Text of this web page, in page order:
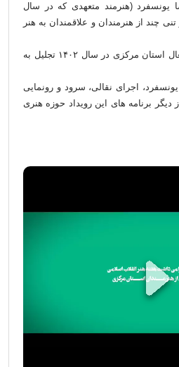
یونسفرد (هنرمند متعهدی که در سال
چند از هنرمندان و علاقمندان به هنر
در این برنامه از ۵۱ هنرمند فعال استان مرکزی در سال ۱۴۰۲ تجلیل به
اجرای نقالی، سرود و رونمایی
دیگر برنامه های این رویداد حوزه هنری